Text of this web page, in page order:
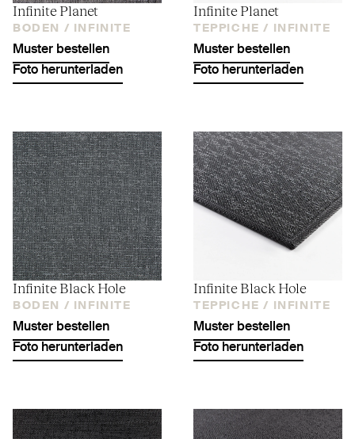
Infinite Planet
BODEN / INFINITE
Muster bestellen
Foto herunterladen
Infinite Planet
TEPPICHE / INFINITE
Muster bestellen
Foto herunterladen
Infinite Black Hole
BODEN / INFINITE
Muster bestellen
Foto herunterladen
Infinite Black Hole
TEPPICHE / INFINITE
Muster bestellen
Foto herunterladen